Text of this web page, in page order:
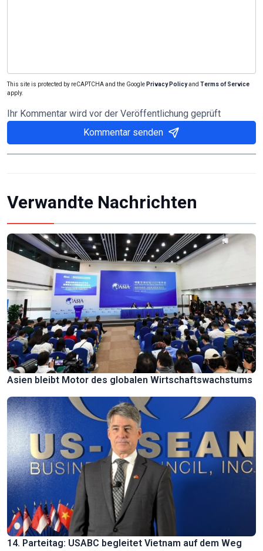
This site is protected by reCAPTCHA and the Google Privacy Policyand Terms of Service
apply.
Ihr Kommentar wird vor der Veröffentlichung geprüft
Kommentar senden
Verwandte Nachrichten
Asien bleibt Motor des globalen Wirtschaftswachstums
14. Parteitag: USABC begleitet Vietnam auf dem Weg